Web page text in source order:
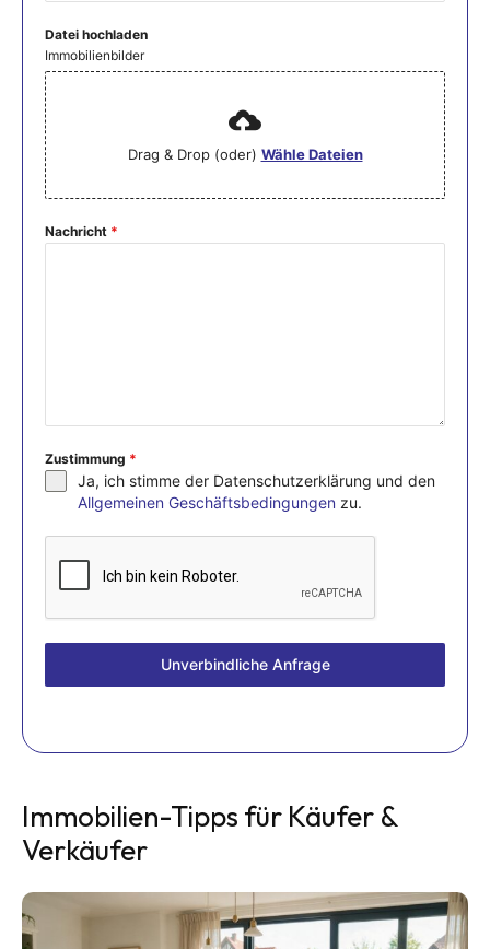
Datei hochladen
Immobilienbilder
Drag & Drop (oder) Wähle Dateien
Nachricht *
Zustimmung *
Ja, ich stimme der Datenschutzerklärung und den
Allgemeinen Geschäftsbedingungen zu.
Unverbindliche Anfrage
Immobilien-Tipps für Käufer &
Verkäufer